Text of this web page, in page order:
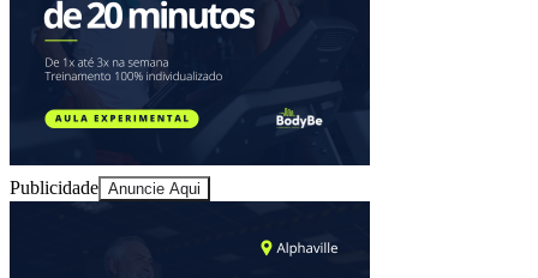
Goiás
Publicidade Anuncie Aqui